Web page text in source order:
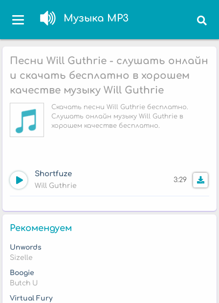
Музыка MP3
Песни Will Guthrie - слушать онлайн
и скачать бесплатно в хорошем
качестве музыку Will Guthrie
Скачать песни Will Guthrie бесплатно.
Слушать онлайн музыку Will Guthrie в
хорошем качестве бесплатно.
Shortfuze
Will Guthrie
3:29
Рекомендуем
Unwords
Sizelle
Boogie
Butch U
Virtual Fury